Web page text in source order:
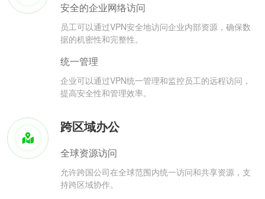
安全的企业网络访问
员工可以通过VPN安全地访问企业内部资源，确保数
据的机密性和完整性。
统一管理
企业可以通过VPN统一管理和监控员工的远程访问，
提高安全性和管理效率。
跨区域办公
全球资源访问
允许跨国公司在全球范围内统一访问和共享资源，支
持跨区域协作。